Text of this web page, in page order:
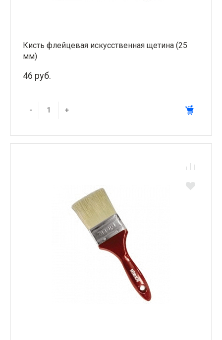
Кисть флейцевая искусственная щетина (25
мм)
46 руб.
- +